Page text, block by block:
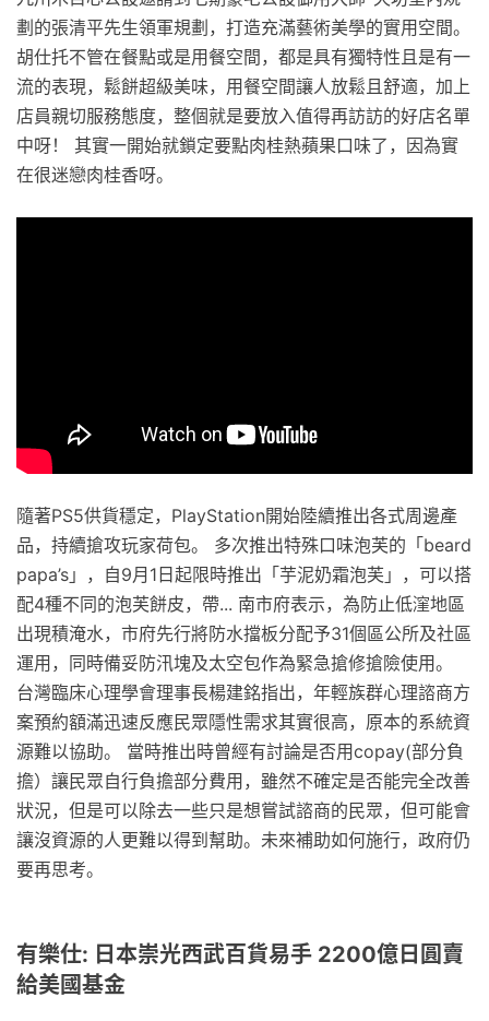
劃的張清平先生領軍規劃，打造充滿藝術美學的實用空間。
胡仕托不管在餐點或是用餐空間，都是具有獨特性且是有一
流的表現，鬆餅超級美味，用餐空間讓人放鬆且舒適，加上
店員親切服務態度，整個就是要放入值得再訪訪的好店名單
中呀！ 其實一開始就鎖定要點肉桂熱蘋果口味了，因為實
在很迷戀肉桂香呀。
隨著PS5供貨穩定，PlayStation開始陸續推出各式周邊產
品，持續搶攻玩家荷包。 多次推出特殊口味泡芙的「beard
papa’s」，自9月1日起限時推出「芋泥奶霜泡芙」，可以搭
配4種不同的泡芙餅皮，帶... 南市府表示，為防止低漥地區
出現積淹水，市府先行將防水擋板分配予31個區公所及社區
運用，同時備妥防汛塊及太空包作為緊急搶修搶險使用。
台灣臨床心理學會理事長楊建銘指出，年輕族群心理諮商方
案預約額滿迅速反應民眾隱性需求其實很高，原本的系統資
源難以協助。 當時推出時曾經有討論是否用copay(部分負
擔）讓民眾自行負擔部分費用，雖然不確定是否能完全改善
狀況，但是可以除去一些只是想嘗試諮商的民眾，但可能會
讓沒資源的人更難以得到幫助。未來補助如何施行，政府仍
要再思考。
有樂仕: 日本崇光西武百貨易手 2200億日圓賣
給美國基金